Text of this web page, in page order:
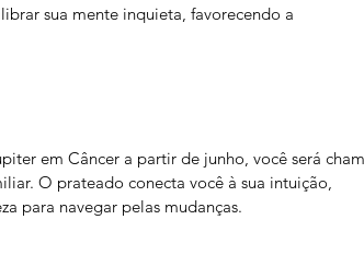
sua mente inquieta, favorecendo a
em Câncer a partir de junho, você será
O prateado conecta você à sua intuição,
para navegar pelas mudanças.